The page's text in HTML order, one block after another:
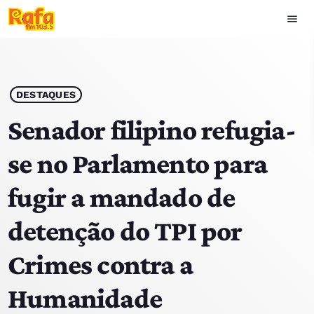
menu
play_arrow OUVIR RAFA
HOME
NOTÍCIAS
EQUIPA
TOP 15
PODCASTS
DESTAQUES
Senador filipino refugia-
se no Parlamento para
fugir a mandado de
detenção do TPI por
Crimes contra a
Humanidade